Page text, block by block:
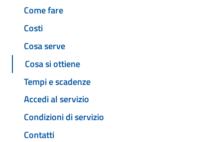
Come fare
Costi
Cosa serve
Cosa si ottiene
Tempi e scadenze
Accedi al servizio
Condizioni di servizio
Contatti